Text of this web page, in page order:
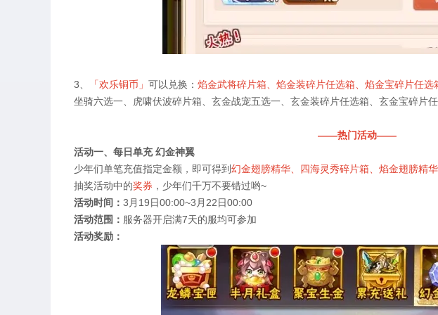
3、 「欢乐铜币」 可以兑换： 焰金武将碎片箱、焰金装碎片任选箱、焰金宝碎片任选
坐骑六选一、虎啸伏波碎片箱、玄金战宠五选一、玄金装碎片任选箱、玄金宝碎片任
——热门活动——
活动一、每日单充 幻金神翼
少年们单笔充值指定金额，即可得到 幻金翅膀精华、四海灵秀碎片箱、焰金翅膀精
抽奖活动中的奖券 ，少年们千万不要错过哟~
活动时间： 3 月 19日00:00~3 月 22日00:00
活动范围： 服务器开启满7天的服均可参加
活动奖励：